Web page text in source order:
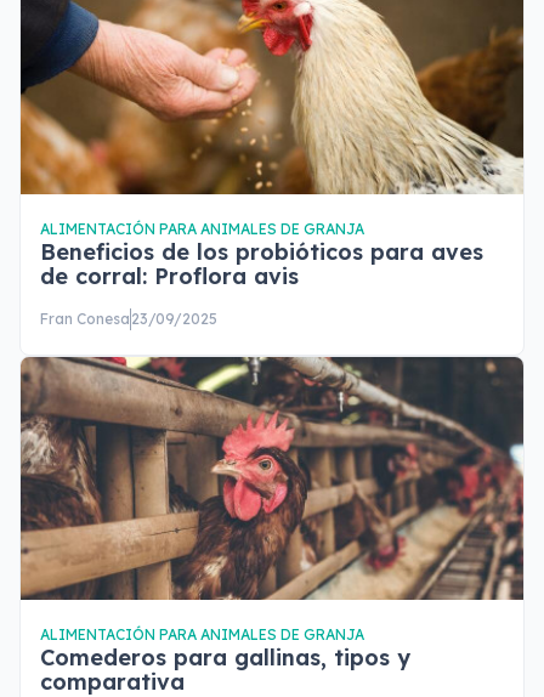
ALIMENTACIÓN PARA ANIMALES DE GRANJA
Beneficios de los probióticos para aves
de corral: Proflora avis
Fran Conesa 23/09/2025
ALIMENTACIÓN PARA ANIMALES DE GRANJA
Comederos para gallinas, tipos y
comparativa